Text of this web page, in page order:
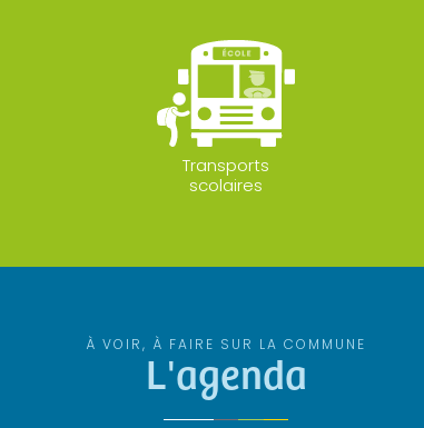
Transports
scolaires
À VOIR, À FAIRE SUR LA COMMUNE
L'agenda